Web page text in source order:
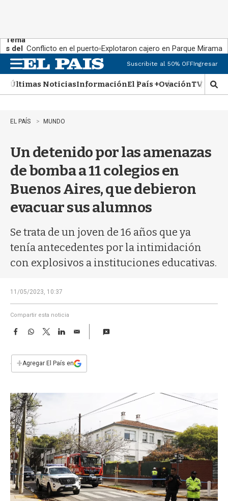
Tema
s del
día:
Conflicto en el puerto Explotaron cajero en Parque Miramar
n
u
Suscribite al 50% OFFIngresar
Últimas NoticiasInformaciónEl País +OvaciónTV Show
M
o
EL PAÍS MUNDO
Un detenido por las amenazas
de bomba a 11 colegios en
Buenos Aires, que debieron
evacuar sus alumnos
Se trata de un joven de 16 años que ya
tenía antecedentes por la intimidación
con explosivos a instituciones educativas.
11/05/2023, 10:37
Compartir esta noticia
F
e
b
k
W
s
p
T
w
t
L
E
i
l
+Agregar El País en